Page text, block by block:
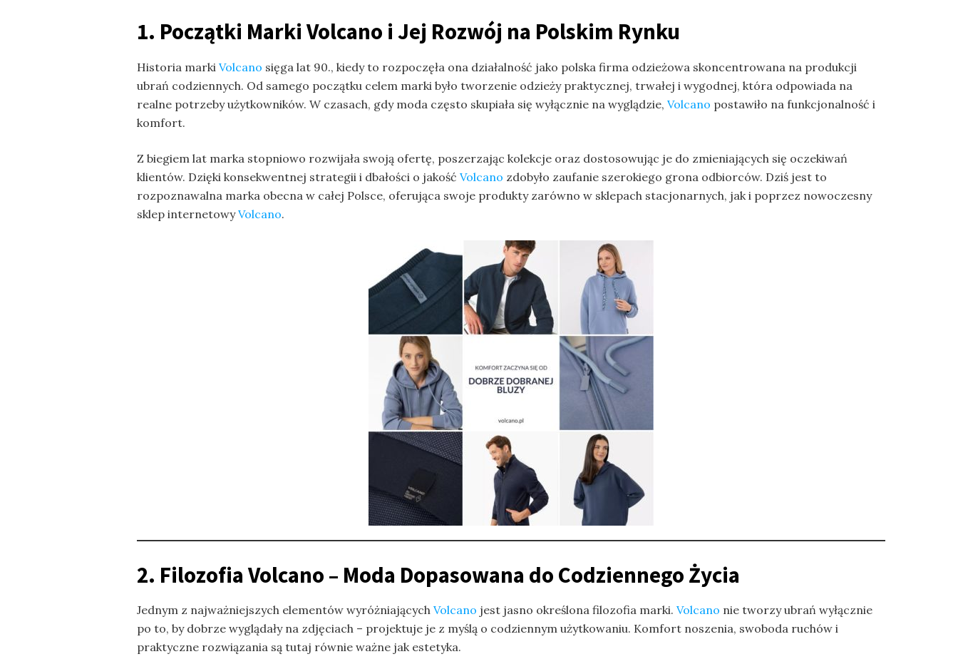
1. Początki Marki Volcano i Jej Rozwój na Polskim Rynku
Historia marki Volcano sięga lat 90., kiedy to rozpoczęła ona działalność jako polska firma odzieżowa skoncentrowana na produkcji
ubrań codziennych. Od samego początku celem marki było tworzenie odzieży praktycznej, trwałej i wygodnej, która odpowiada na
realne potrzeby użytkowników. W czasach, gdy moda często skupiała się wyłącznie na wyglądzie, Volcano postawiło na funkcjonalność i
komfort.
Z biegiem lat marka stopniowo rozwijała swoją ofertę, poszerzając kolekcje oraz dostosowując je do zmieniających się oczekiwań
klientów. Dzięki konsekwentnej strategii i dbałości o jakość Volcano zdobyło zaufanie szerokiego grona odbiorców. Dziś jest to
rozpoznawalna marka obecna w całej Polsce, oferująca swoje produkty zarówno w sklepach stacjonarnych, jak i poprzez nowoczesny
sklep internetowyVolcano.
2. Filozofia Volcano – Moda Dopasowana do Codziennego Życia
Jednym z najważniejszych elementów wyróżniających Volcano jest jasno określona filozofia marki. Volcano nie tworzy ubrań wyłącznie
po to, by dobrze wyglądały na zdjęciach – projektuje je z myślą o codziennym użytkowaniu. Komfort noszenia, swoboda ruchów i
praktyczne rozwiązania są tutaj równie ważne jak estetyka.